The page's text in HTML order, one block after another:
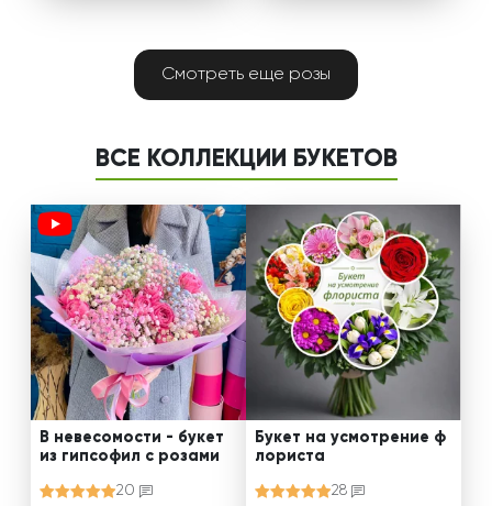
Смотреть еще розы
ВСЕ КОЛЛЕКЦИИ БУКЕТОВ
В невесомости - букет
из гипсофил с розами
20
Букет на усмотрение ф
лориста
28